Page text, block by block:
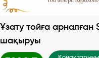
Ұзату тойға арналған
шақыруы